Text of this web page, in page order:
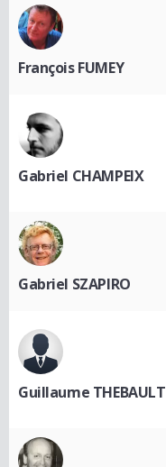
François FUMEY
Gabriel CHAMPEIX
Gabriel SZAPIRO
Guillaume THEBAULT